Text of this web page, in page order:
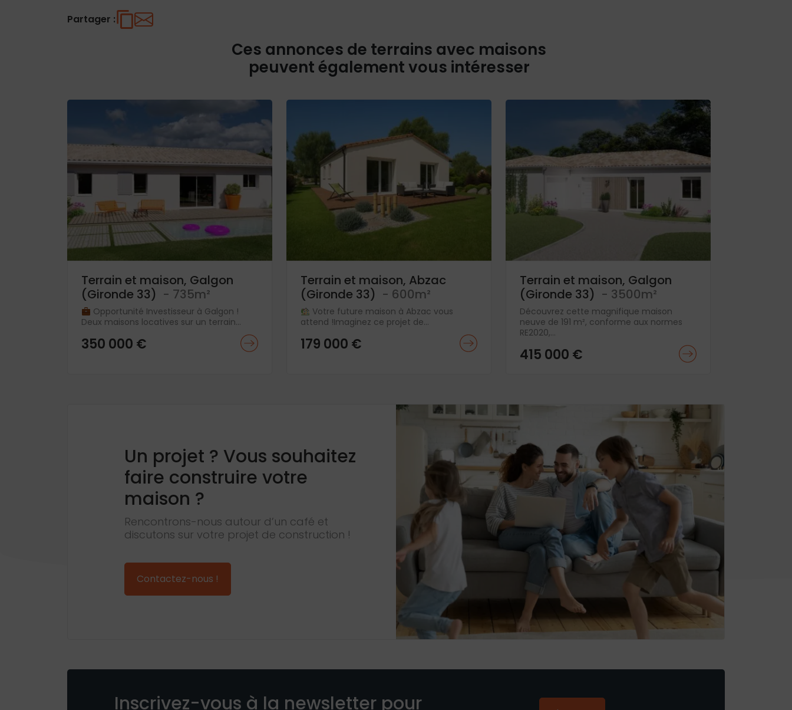
Partager :
Ces annonces de terrains avec maisons
peuvent également vous intéresser
Terrain et maison, Galgon
(Gironde 33) - 735m²
Opportunité Investisseur à Galgon !
Deux maisons locatives sur un terrain...
350 000 €
Terrain et maison, Abzac
(Gironde 33) - 600m²
Votre future maison à Abzac vous
attend !Imaginez ce projet de...
179 000 €
Terrain et maison, Galgon
(Gironde 33) - 3500m²
Découvrez cette magnifique maison
neuve de 191 m², conforme aux normes
RE2020,...
415 000 €
Un projet ? Vous souhaitez
faire construire votre
maison ?
Rencontrons-nous autour d’un café et
discutons sur votre projet de construction !
Contactez-nous !
Inscrivez-vous à la newsletter pour